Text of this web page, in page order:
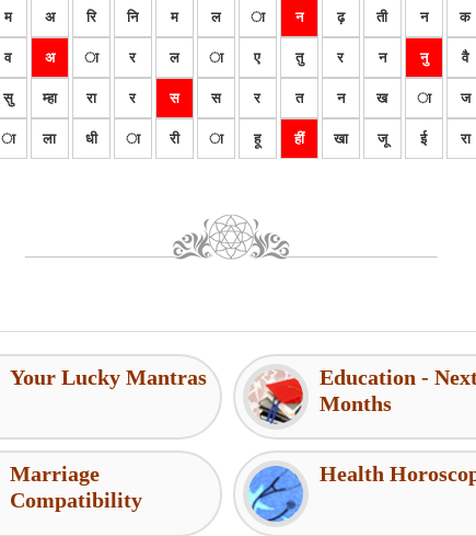
म अ रि नि म ल ा न ढ़ ती न क
व अ ा र ल ा ए तु र न नु वै
सु म्हा रा र स स र त न ख ा ज
ा ला धी ा री ा हू हीं खा जू ई रा
Your Lucky Mantras
Education -
Months
Marriage
Compatibility
Health